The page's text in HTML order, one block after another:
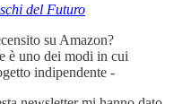
del Futuro
su Amazon?
è uno dei modi in cui
indipendente -